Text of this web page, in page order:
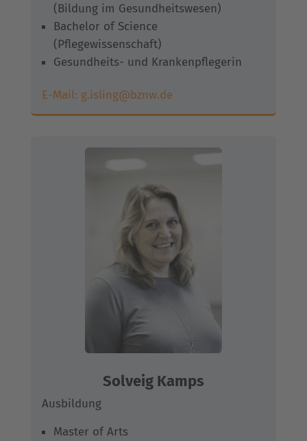
(Bildung im Gesundheitswesen)
Bachelor of Science
(Pflegewissenschaft)
Gesundheits- und Krankenpflegerin
E-Mail: g.isling@bznw.de
Solveig Kamps
Ausbildung
Master of Arts